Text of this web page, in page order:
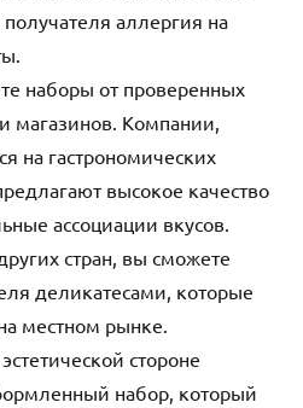
получателя аллергия на
наборы от проверенных
магазинов. Компании,
на гастрономических
высокое качество
ассоциации вкусов.
стран, вы сможете
деликатесами, которые
местном рынке.
стороне
набор, который